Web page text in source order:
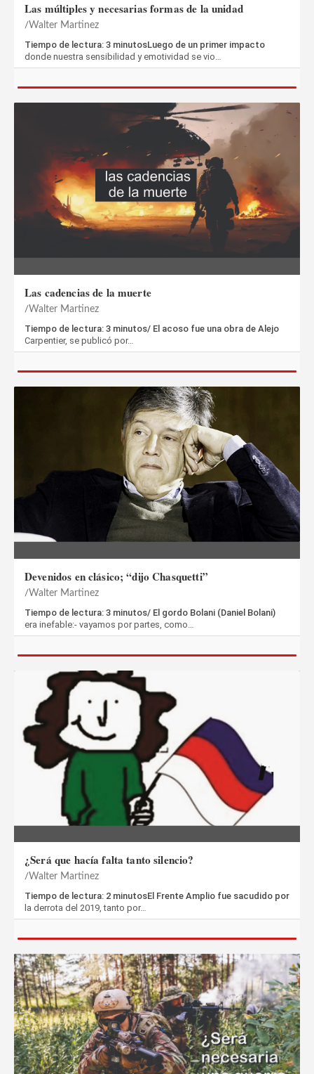
Las múltiples y necesarias formas de la unidad
Walter Martinez
Tiempo de lectura: 3 minutosLuego de un primer impacto
donde nuestra sensibilidad y emotividad se vio…
Las cadencias de la muerte
Walter Martinez
Tiempo de lectura: 3 minutos/ El acoso fue una obra de Alejo
Carpentier, se publicó por…
Devenidos en clásico; “dijo Chasquetti”
Walter Martinez
Tiempo de lectura: 3 minutos/ El gordo Bolani (Daniel Bolani)
era inefable:- vayamos por partes, como…
¿Será que hacía falta tanto silencio?
Walter Martinez
Tiempo de lectura: 2 minutosEl Frente Amplio fue sacudido por
la derrota del 2019, tanto por…